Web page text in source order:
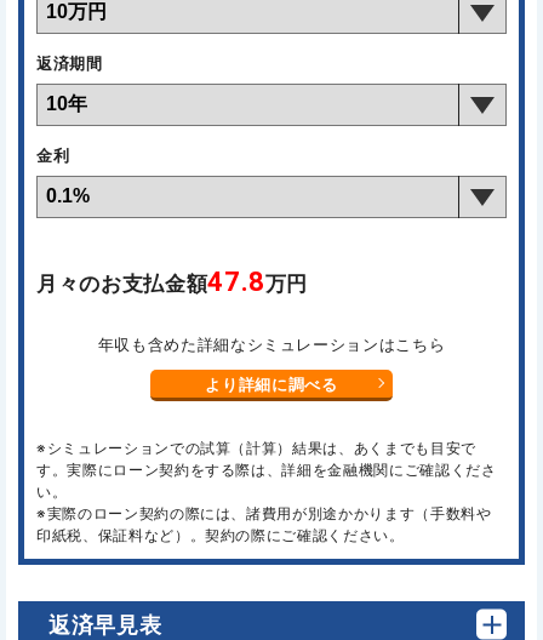
返済期間
金利
月々のお支払金額47.8万円
年収も含めた詳細なシミュレーションはこちら
より詳細に調べる
※シミュレーションでの試算（計算）結果は、あくまでも目安で
す。実際にローン契約をする際は、詳細を金融機関にご確認くださ
い。
※実際のローン契約の際には、諸費用が別途かかります（手数料や
印紙税、保証料など）。契約の際にご確認ください。
返済早見表